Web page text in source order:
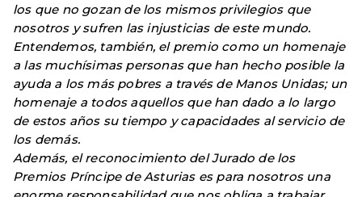
los que no gozan de los mismos privilegios que
nosotros y sufren las injusticias de este mundo.
Entendemos, también, el premio como un homenaje
a las muchísimas personas que han hecho posible la
ayuda a los más pobres a través de Manos Unidas; un
homenaje a todos aquellos que han dado a lo largo
de estos años su tiempo y capacidades al servicio de
los demás.
Además, el reconocimiento del Jurado de los
Premios Príncipe de Asturias es para nosotros una